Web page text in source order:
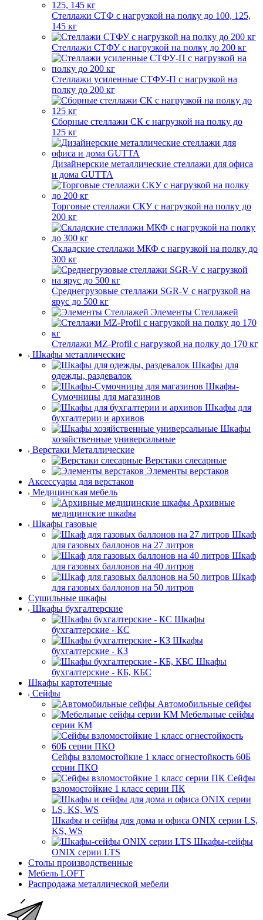
Стеллажи СТФ с нагрузкой на полку до 100, 125,
145 кг
Стеллажи СТФУ с нагрузкой на полку до 200 кг
Стеллажи усиленные СТФУ-П с нагрузкой на
полку до 200 кг
Сборные стеллажи СК с нагрузкой на полку до
125 кг
Дизайнерские металлические стеллажи для офиса
и дома GUTTA
Торговые стеллажи СКУ с нагрузкой на полку до
200 кг
Складские стеллажи МКФ с нагрузкой на полку до
300 кг
Среднегрузовые стеллажи SGR-V с нагрузкой на
ярус до 500 кг
Элементы Стеллажей
Стеллажи MZ-Profil с нагрузкой на полку до 170 кг
Шкафы металлические
Шкафы для
одежды, раздевалок
Шкафы-
Сумочницы для магазинов
Шкафы для
бухгалтерии и архивов
Шкафы
хозяйственные универсальные
Верстаки Металлические
Верстаки слесарные
Элементы верстаков
Аксессуары для верстаков
Медицинская мебель
Архивные
медицинские шкафы
Шкафы газовые
Шкаф
для газовых баллонов на 27 литров
Шкаф
для газовых баллонов на 40 литров
Шкаф
для газовых баллонов на 50 литров
Сушильные шкафы
Шкафы бухгалтерские
Шкафы
бухгалтерские - КС
Шкафы
бухгалтерские - КЗ
Шкафы
бухгалтерские - КБ, КБС
Шкафы картотечные
Сейфы
Автомобильные сейфы
Мебельные сейфы
серии КМ
Сейфы взломостойкие 1 класс огнестойкость 60Б
серии ПКО
Сейфы
взломостойкие 1 класс серии ПК
Шкафы и сейфы для дома и офиса ONIX серии LS,
KS, WS
Шкафы-сейфы
ONIX серии LTS
Столы производственные
Мебель LOFT
Распродажа металлической мебели